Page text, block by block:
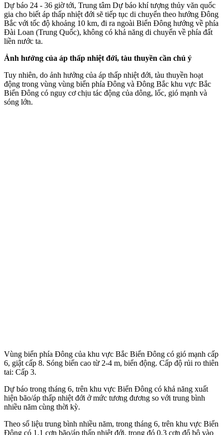
Dự báo 24 - 36 giờ tới, Trung tâm Dự báo khí tượng thủy văn quốc
gia cho biết áp thấp nhiệt đới sẽ tiếp tục di chuyển theo hướng Đông
Bắc với tốc độ khoảng 10 km, đi ra ngoài Biển Đông hướng về phía
Đài Loan (Trung Quốc), không có khả năng di chuyển về phía đất
liền nước ta.
Ảnh hưởng của áp thấp nhiệt đới, tàu thuyền cần chú ý
Tuy nhiên, do ảnh hưởng của áp thấp nhiệt đới, tàu thuyền hoạt
động trong vùng vùng biển phía Đông và Đông Bắc khu vực Bắc
Biển Đông có nguy cơ chịu tác động của dông, lốc, gió mạnh và
sóng lớn.
Vùng biển phía Đông của khu vực Bắc Biển Đông có gió mạnh cấp
6, giật cấp 8. Sóng biển cao từ 2-4 m, biển động. Cấp độ rủi ro thiên
tai: Cấp 3.
Dự báo trong tháng 6, trên khu vực Biển Đông có khả năng xuất
hiện bão/áp thấp nhiệt đới ở mức tương đương so với trung bình
nhiều năm cùng thời kỳ.
Theo số liệu trung bình nhiều năm, trong tháng 6, trên khu vực Biển
Đông có 1,1 cơn bão/áp thấp nhiệt đới, trong đó 0,3 cơn đổ bộ vào